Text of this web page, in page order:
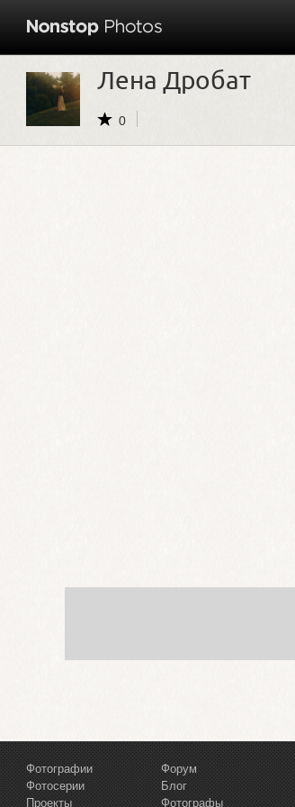
Лена Дробат
0
Фотографии
Фотосерии
Проекты
Форум
Блог
Фотографы